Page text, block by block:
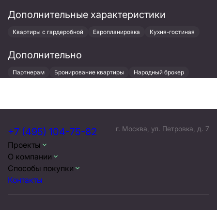
Дополнительные характеристики
Квартиры с гардеробной Европланировка Кухня-гостиная
Дополнительно
Партнерам Бронирование квартиры Народный брокер
Проекты
О компании
Способы покупки
Контакты
+7 (495) 104-75-82 г. Москва, ул. Петровка, д. 7